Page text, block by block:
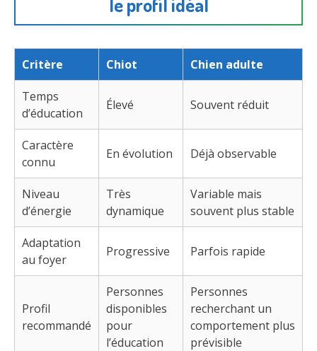
Critère Chiot Chien adulte
Temps
d’éducation
Élevé Souvent réduit
Caractère
connu
En évolution Déjà observable
Niveau
d’énergie
Très
dynamique
Variable mais
souvent plus stable
Adaptation
au foyer
Progressive Parfois rapide
Profil
recommandé
Personnes
disponibles
pour
l’éducation
Personnes
recherchant un
comportement plus
prévisible